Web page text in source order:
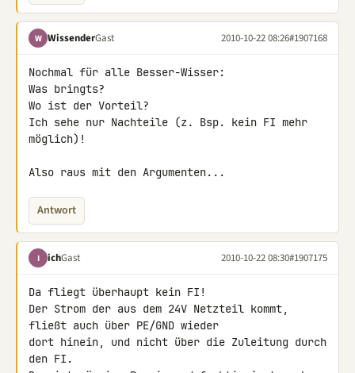
W WissenderGast 2010-10-22 08:26#1907168
Nochmal für alle Besser-Wisser:
Was bringts?
Wo ist der Vorteil?
Ich sehe nur Nachteile (z. Bsp. kein FI mehr
möglich)!
Also raus mit den Argumenten...
Antwort
I ichGast 2010-10-22 08:30#1907175
Da fliegt überhaupt kein FI!
Der Strom der aus dem 24V Netzteil kommt,
fließt auch über PE/GND wieder
dort hinein, und nicht über die Zuleitung durch
den FI.